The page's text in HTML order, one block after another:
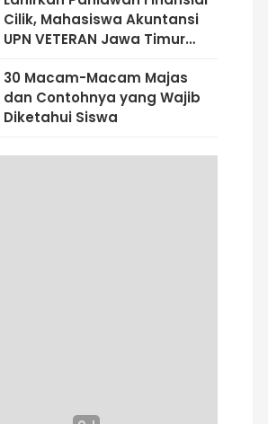
Cilik, Mahasiswa Akuntansi
UPN VETERAN Jawa Timur
Dengan Literasi Keuangan
Sejak Dini
30 Macam-Macam Majas
dan Contohnya yang Wajib
Diketahui Siswa